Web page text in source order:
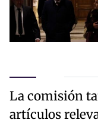
La comisión
artículos